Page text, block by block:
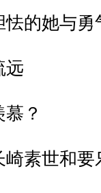
怯的她与勇
远
？
崎素世和要